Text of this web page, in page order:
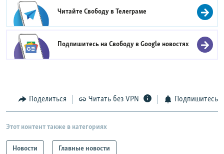
Читайте Свободу вТелеграме
Подпишитесь на Свободу вGoogle новостях
Поделиться Читать без VPN Подпишитесь
Этот контент также в категориях
Новости Главные новости